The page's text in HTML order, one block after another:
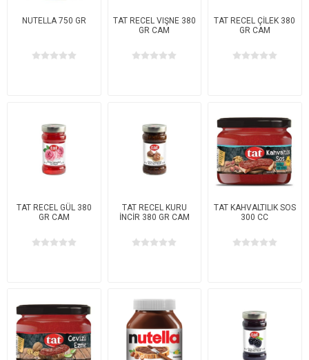
NUTELLA 750 GR
TAT RECEL VIŞNE 380
GR CAM
TAT RECEL ÇİLEK 380
GR CAM
TAT RECEL GÜL 380
GR CAM
TAT RECEL KURU
İNCİR 380 GR CAM
TAT KAHVALTILIK SOS
300 CC